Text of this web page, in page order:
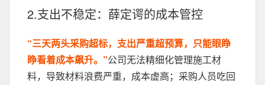
2.支出不稳定：薛定谔的成本管控
“三天两头采购超标，支出严重超预算，只能眼睁
睁看着成本飙升。”公司无法精细化管理施工材
料，导致材料浪费严重，成本虚高；采购人员吃回